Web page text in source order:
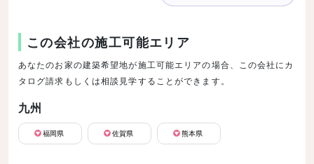
この会社の施工可能エリア
あなたのお家の建築希望地が施工可能エリアの場合、この会社にカ
タログ請求もしくは相談見学することができます。
九州
福岡県 佐賀県 熊本県